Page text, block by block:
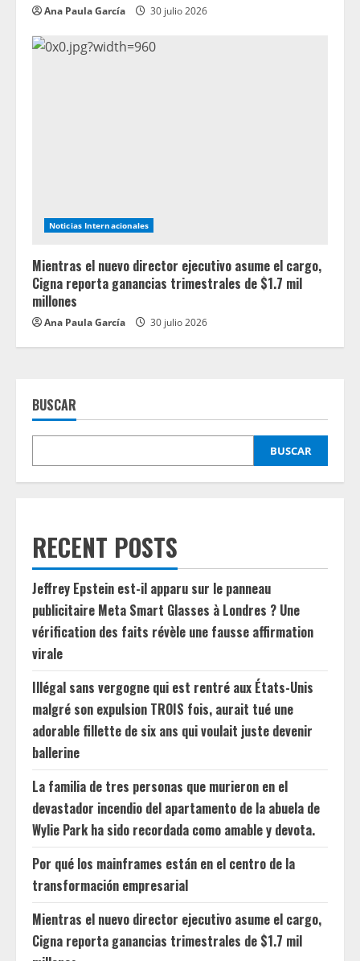
Ana Paula García 30 julio 2026
Noticias Internacionales
Mientras el nuevo director ejecutivo asume el cargo,
Cigna reporta ganancias trimestrales de $1.7 mil
millones
Ana Paula García 30 julio 2026
BUSCAR
BUSCAR
RECENT POSTS
Jeffrey Epstein est-il apparu sur le panneau
publicitaire Meta Smart Glasses à Londres ? Une
vérification des faits révèle une fausse affirmation
virale
Illégal sans vergogne qui est rentré aux États-Unis
malgré son expulsion TROIS fois, aurait tué une
adorable fillette de six ans qui voulait juste devenir
ballerine
La familia de tres personas que murieron en el
devastador incendio del apartamento de la abuela de
Wylie Park ha sido recordada como amable y devota.
Por qué los mainframes están en el centro de la
transformación empresarial
Mientras el nuevo director ejecutivo asume el cargo,
Cigna reporta ganancias trimestrales de $1.7 mil